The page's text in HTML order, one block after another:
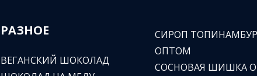
РАЗНОЕ
ВЕГАНСКИЙ ШОКОЛАД
СИРОП
ОПТОМ
СОСНОВАЯ ШИШКА